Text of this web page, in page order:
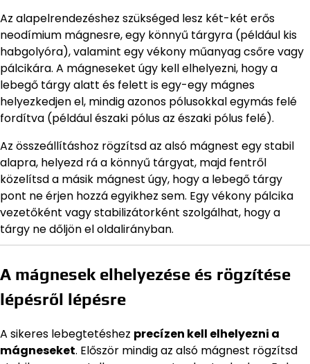
Az alapelrendezéshez szükséged lesz két-két erős
neodímium mágnesre, egy könnyű tárgyra (például kis
habgolyóra), valamint egy vékony műanyag csőre vagy
pálcikára. A mágneseket úgy kell elhelyezni, hogy a
lebegő tárgy alatt és felett is egy-egy mágnes
helyezkedjen el, mindig azonos pólusokkal egymás felé
fordítva (például északi pólus az északi pólus felé).
Az összeállításhoz rögzítsd az alsó mágnest egy stabil
alapra, helyezd rá a könnyű tárgyat, majd fentről
közelítsd a másik mágnest úgy, hogy a lebegő tárgy
pont ne érjen hozzá egyikhez sem. Egy vékony pálcika
vezetőként vagy stabilizátorként szolgálhat, hogy a
tárgy ne dőljön el oldalirányban.
A mágnesek elhelyezése és rögzítése
lépésről lépésre
A sikeres lebegtetéshez precízen kell elhelyezni a
mágneseket. Először mindig az alsó mágnest rögzítsd